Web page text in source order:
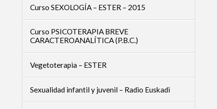
Curso SEXOLOGÍA – ESTER – 2015
Curso PSICOTERAPIA BREVE
CARACTEROANALÍTICA (P.B.C.)
Vegetoterapia – ESTER
Sexualidad infantil y juvenil – Radio Euskadi